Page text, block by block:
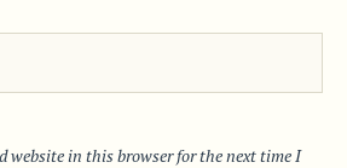
website in this browser for the next time I